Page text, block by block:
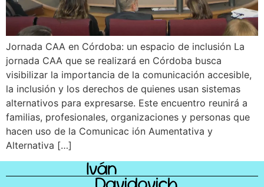
Jornada CAA en Córdoba: un espacio de inclusión La
jornada CAA que se realizará en Córdoba busca
visibilizar la importancia de la comunicación accesible,
la inclusión y los derechos de quienes usan sistemas
alternativos para expresarse. Este encuentro reunirá a
familias, profesionales, organizaciones y personas que
hacen uso de la Comunicac ión Aumentativa y
Alternativa […]